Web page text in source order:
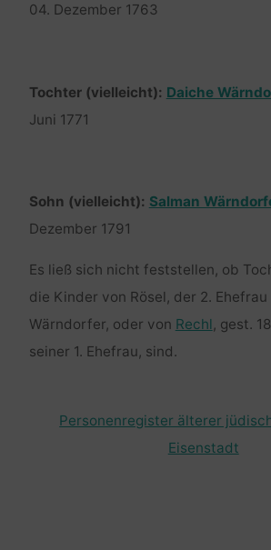
04. Dezember 1763
Tochter (vielleicht): Daiche
Juni 1771
Sohn (vielleicht): Salman
Dezember 1791
Es ließ sich nicht feststellen, ob
die Kinder von Rösel, der 2. Ehefrau
Wärndorfer, oder von Rechl, gest.
seiner 1. Ehefrau, sind.
Personenregister älterer
Eisenstadt